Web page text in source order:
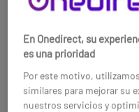
auditivos. Controles en el
llamadas, ajustar volumen,
silenciar micrófono.
33,95 € -47%
Ref: YEAUH35T
Compra ahora
En Onedirect, su
es una prioridad
Por este motivo,
similares para mejorar su
nuestros servicios y